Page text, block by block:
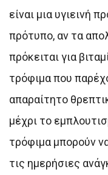
είναι μια υγιεινή
πρότυπο, αν τα
πρόκειται για
τρόφιμα που
απαραίτητο
μέχρι το
τρόφιμα μπορούν
τις ημερήσιες